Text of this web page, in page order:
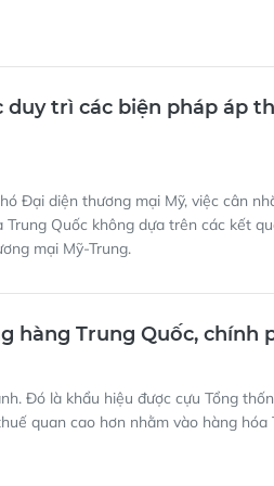
duy trì các biện pháp áp
Đại diện thương mại Mỹ, việc cân
Trung Quốc không dựa trên các kết
mại Mỹ-Trung.
hàng Trung Quốc, chính
Đó là khẩu hiệu được cựu Tổng
quan cao hơn nhằm vào hàng hóa